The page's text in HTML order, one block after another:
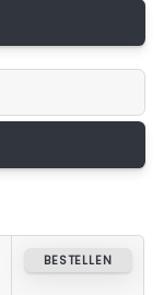
BESTELLEN